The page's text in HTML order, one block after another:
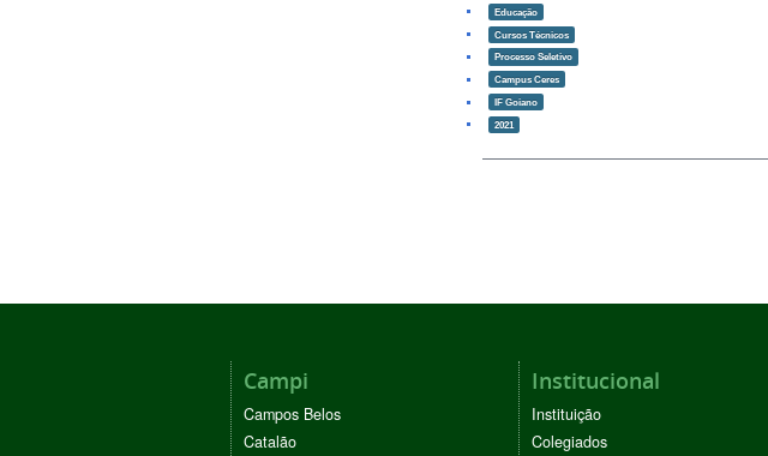
Educação
Cursos Técnicos
Processo Seletivo
Campus Ceres
IF Goiano
2021
Campi
Campos Belos
Catalão
Institucional
Instituição
Colegiados